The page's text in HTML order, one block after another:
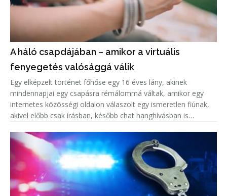
A háló csapdájában – amikor a virtuális
fenyegetés valósággá válik
Egy elképzelt történet főhőse egy 16 éves lány, akinek
mindennapjai egy csapásra rémálommá váltak, amikor egy
internetes közösségi oldalon válaszolt egy ismeretlen fiúnak,
akivel előbb csak írásban, később chat hanghívásban is